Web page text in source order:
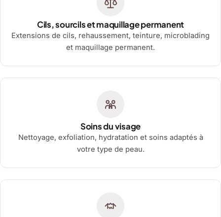
Cils, sourcils et maquillage permanent
Extensions de cils, rehaussement, teinture, microblading
et maquillage permanent.
Soins du visage
Nettoyage, exfoliation, hydratation et soins adaptés à
votre type de peau.